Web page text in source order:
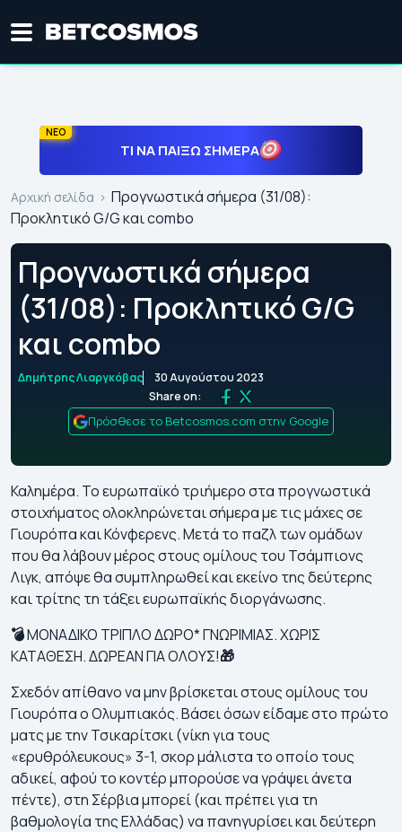
ΝΕΟ
ΤΙ ΝΑ ΠΑΊΞΩ ΣΉΜΕΡΑ
Αρχική σελίδα
Προγνωστικά σήμερα (31/08):
Προκλητικό G/G και combo
Προγνωστικά σήμερα
(31/08): Προκλητικό G/G
και combo
Δημήτρης Λιαργκόβας
30 Αυγούστου 2023
Share on:
Πρόσθεσε το Betcosmos.com στην Google
Καλημέρα. Το ευρωπαϊκό τριήμερο στα προγνωστικά
στοιχήματος ολοκληρώνεται σήμερα με τις μάχες σε
Γιουρόπα και Κόνφερενς. Μετά το παζλ των ομάδων
που θα λάβουν μέρος στους ομίλους του Τσάμπιονς
Λιγκ, απόψε θα συμπληρωθεί και εκείνο της δεύτερης
και τρίτης τη τάξει ευρωπαϊκής διοργάνωσης.
💣ΜΟΝΑΔΙΚΟ ΤΡΙΠΛΟ ΔΩΡΟ* ΓΝΩΡΙΜΙΑΣ. ΧΩΡΙΣ
ΚΑΤΑΘΕΣΗ. ΔΩΡΕΑΝ ΓΙΑ ΟΛΟΥΣ!🎁
Σχεδόν απίθανο να μην βρίσκεται στους ομίλους του
Γιουρόπα ο Ολυμπιακός. Βάσει όσων είδαμε στο πρώτο
ματς με την Τσικαρίτσκι (νίκη για τους
«ερυθρόλευκους» 3-1, σκορ μάλιστα το οποίο τους
αδικεί, αφού το κοντέρ μπορούσε να γράψει άνετα
πέντε), στη Σέρβια μπορεί (και πρέπει για τη
βαθμολογία της Ελλάδας) να πανηγυρίσει και δεύτερη